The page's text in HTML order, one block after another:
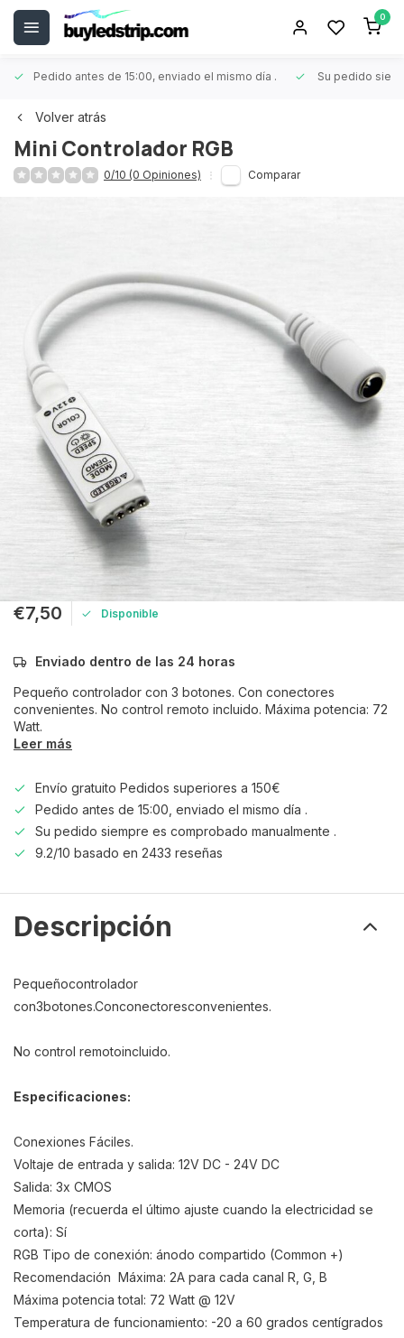
0
Pedido antes de 15:00, enviado el mismo día . Su pedido
Volver atrás
Mini Controlador RGB
0/10 (0 Opiniones) Comparar
€7,50 Disponible
Enviado dentro de las 24 horas
Pequeño controlador con 3 botones. Con conectores
convenientes. No control remoto incluido. Máxima potencia: 72
Watt.
Leer más
Envío gratuito Pedidos superiores a 150€
Pedido antes de 15:00, enviado el mismo día .
Su pedido siempre es comprobado manualmente .
9.2/10 basado en 2433 reseñas
Descripción
Pequeñocontrolador
con3botones.Conconectoresconvenientes.
No control remotoincluido.
Especificaciones:
Conexiones Fáciles.
Voltaje de entrada y salida: 12V DC - 24V DC
Salida: 3x CMOS
Memoria (recuerda el último ajuste cuando la electricidad se
corta): Sí
RGB Tipo de conexión: ánodo compartido (Common +)
Recomendación Máxima: 2A para cada canal R, G, B
Máxima potencia total: 72 Watt @ 12V
Temperatura de funcionamiento: -20 a 60 grados centígrados